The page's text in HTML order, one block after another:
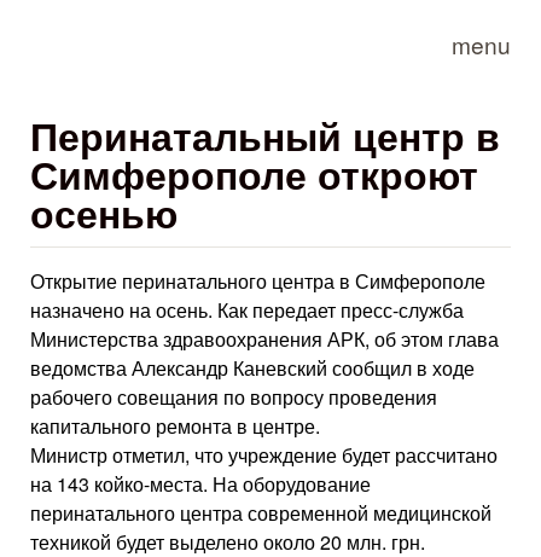
menu
Перинатальный центр в
Симферополе откроют
осенью
Открытие перинатального центра в Симферополе
назначено на осень. Как передает пресс-служба
Министерства здравоохранения АРК, об этом глава
ведомства Александр Каневский сообщил в ходе
рабочего совещания по вопросу проведения
капитального ремонта в центре.
Министр отметил, что учреждение будет рассчитано
на 143 койко-места. На оборудование
перинатального центра современной медицинской
техникой будет выделено около 20 млн. грн.